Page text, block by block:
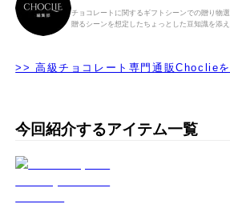
チョコレートに関するギフトシーンでの贈り物選
贈るシーンを想定したちょっとした豆知識を添
>> 高級チョコレート専門通販Choclie
今回紹介するアイテム一覧